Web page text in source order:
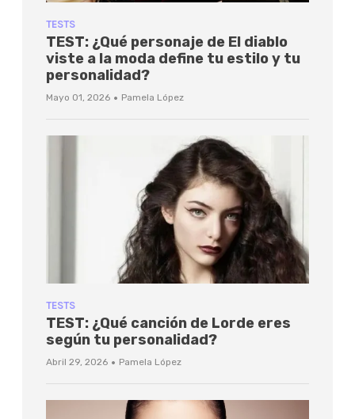
TESTS
TEST: ¿Qué personaje de El diablo
viste a la moda define tu estilo y tu
personalidad?
Mayo 01, 2026 · Pamela López
TESTS
TEST: ¿Qué canción de Lorde eres
según tu personalidad?
Abril 29, 2026 · Pamela López